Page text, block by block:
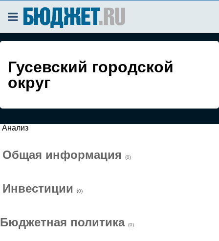
Гусевский городской
округ
Анализ
Общая информация (0)
Инвестиции (0)
Бюджетная политика (0)